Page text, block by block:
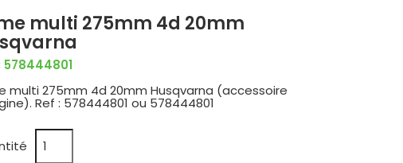
multi 275mm 4d 20mm
578444801
multi 275mm 4d 20mm Husqvarna (accessoire
Ref : 578444801 ou 578444801